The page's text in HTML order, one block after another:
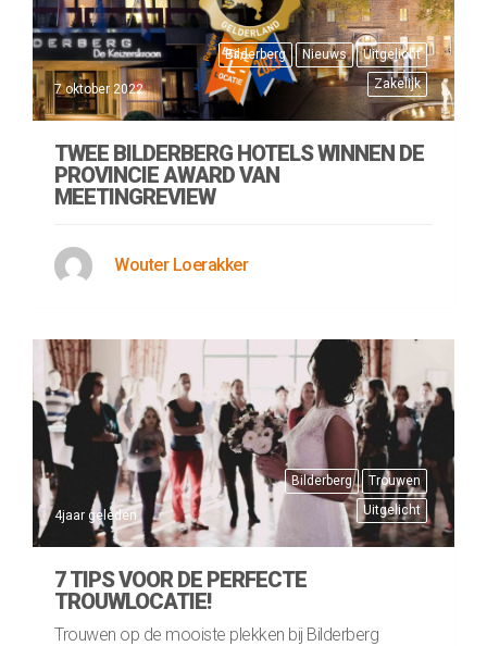
Bilderberg Nieuws
Uitgelicht
Zakelijk
7 oktober 2022
TWEE BILDERBERG HOTELS WINNEN DE
PROVINCIE AWARD VAN
MEETINGREVIEW
Wouter Loerakker
Bilderberg
Trouwen
Uitgelicht
4jaar geleden
7 TIPS VOOR DE PERFECTE
TROUWLOCATIE!
Trouwen op de mooiste plekken bij Bilderberg